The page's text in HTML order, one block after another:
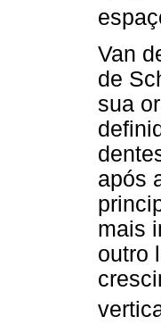
Van
de
sua
após
mais
outro